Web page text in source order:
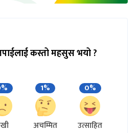
कस्तो महसुस भयो ?
1%
अचम्मित
0%
उत्साहित